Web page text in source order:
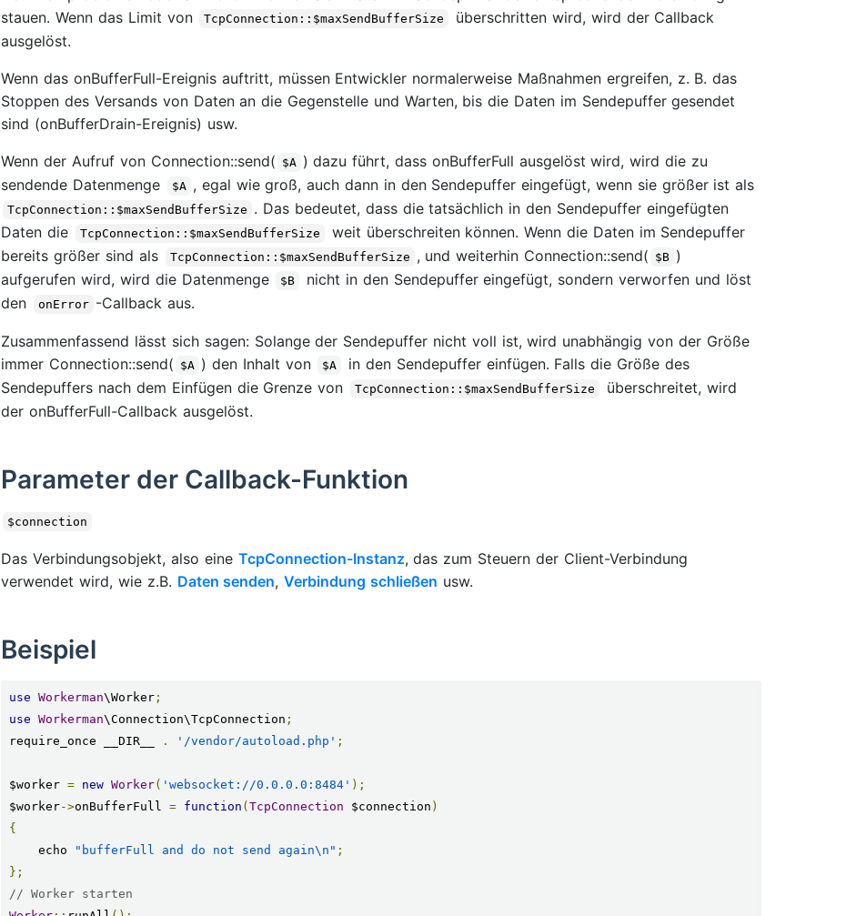
stauen. Wenn das Limit von
TcpConnection::$maxSendBufferSize
überschritten wird, wird der Callback
ausgelöst.
Wenn das onBufferFull-Ereignis auftritt, müssen Entwickler normalerweise Maßnahmen ergreifen, z. B. das
Stoppen des Versands von Daten an die Gegenstelle und Warten, bis die Daten im Sendepuffer gesendet
sind (onBufferDrain-Ereignis) usw.
Wenn der Aufruf von Connection::send( $A ) dazu führt, dass onBufferFull ausgelöst wird, wird die zu
sendende Datenmenge
$A , egal wie groß, auch dann in den Sendepuffer eingefügt, wenn sie größer ist als
TcpConnection::$maxSendBufferSize . Das bedeutet, dass die tatsächlich in den Sendepuffer eingefügten
Daten die
TcpConnection::$maxSendBufferSize
weit überschreiten können. Wenn die Daten im Sendepuffer
bereits größer sind als
TcpConnection::$maxSendBufferSize , und weiterhin Connection::send( $B )
aufgerufen wird, wird die Datenmenge
$B
nicht in den Sendepuffer eingefügt, sondern verworfen und löst
den
onError -Callback aus.
Zusammenfassend lässt sich sagen: Solange der Sendepuffer nicht voll ist, wird unabhängig von der Größe
immer Connection::send( $A ) den Inhalt von $A
in den Sendepuffer einfügen. Falls die Größe des
Sendepuffers nach dem Einfügen die Grenze von
TcpConnection::$maxSendBufferSize
überschreitet, wird
der onBufferFull-Callback ausgelöst.
Parameter der Callback-Funktion
$connection
Das Verbindungsobjekt, also eine TcpConnection-Instanz, das zum Steuern der Client-Verbindung
verwendet wird, wie z.B. Daten senden,Verbindung schließen usw.
Beispiel
use Workerman\Worker ;
use
Workerman\Connection\TcpConnection ;
require_once __DIR__
. '/vendor/autoload.php' ;
$worker = new Worker( 'websocket://0.0.0.0:8484' );
$worker->onBufferFull = function (TcpConnection $connection )
{
    echo
"bufferFull and do not send again\n" ;
};
// Worker starten